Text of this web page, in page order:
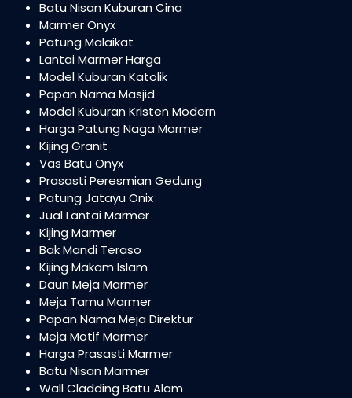
Batu Nisan Kuburan Cina
Marmer Onyx
Patung Malaikat
Lantai Marmer Harga
Model Kuburan Katolik
Papan Nama Masjid
Model Kuburan Kristen Modern
Harga Patung Naga Marmer
Kijing Granit
Vas Batu Onyx
Prasasti Peresmian Gedung
Patung Jatayu Onix
Jual Lantai Marmer
Kijing Marmer
Bak Mandi Teraso
Kijing Makam Islam
Daun Meja Marmer
Meja Tamu Marmer
Papan Nama Meja Direktur
Meja Motif Marmer
Harga Prasasti Marmer
Batu Nisan Marmer
Wall Cladding Batu Alam